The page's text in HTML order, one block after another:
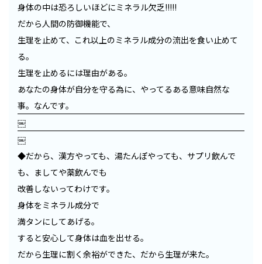
身体の中は恐ろしいほどにミネラル欠乏!!!!!
だから人間の防御機能で、
生理を止めて、これ以上のミネラル成分の流出を食い止めて
る。
生理を止めるには理由がある。
あなたの身体が自分を守る為に、やってるある意味自然な
事。なんです。
￼
￼
◆だから、漢方やっても、湯たんぽやっても、サプリ飲んで
も、ましてや薬飲んでも
改善しないってわけです。
身体をミネラル成分で
満タンにしてあげる。
すると安心して身体は血を出せる。
だから生理に割く余裕ができた、だから生理が来た。